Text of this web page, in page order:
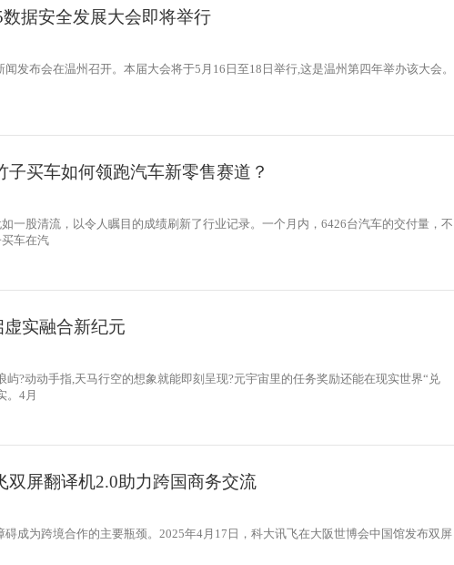
数据安全发展大会即将举行
发布会在温州召开。本届大会将于5月16日至18日举行,这是温州第四年举办该大会。
子买车如何领跑汽车新零售赛道？
一股清流，以令人瞩目的成绩刷新了行业记录。一个月内，6426台汽车的交付量，不
车在汽
虚实融合新纪元
屿?动动手指,天马行空的想象就能即刻呈现?元宇宙里的任务奖励还能在现实世界“兑
。4月
双屏翻译机2.0助力跨国商务交流
成为跨境合作的主要瓶颈。2025年4月17日，科大讯飞在大阪世博会中国馆发布双屏